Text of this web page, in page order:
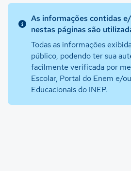
As informações contidas
nestas páginas são
Todas as informações
público, podendo ter sua
facilmente verificada por
Escolar, Portal do Enem e/
Educacionais do INEP.